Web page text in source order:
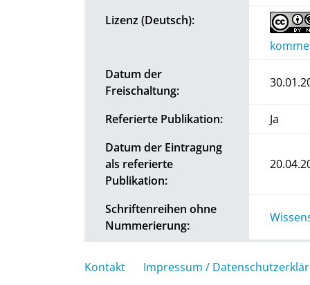
Lizenz (Deutsch):
Datum der
Freischaltung:
Referierte Publikation:
Ja
Datum der Eintragung
als referierte
Publikation:
Schriftenreihen ohne
Nummerierung:
Kontakt Impressum /